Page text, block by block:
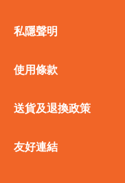
私隱聲明
使用條款
送貨及退換政策
友好連結